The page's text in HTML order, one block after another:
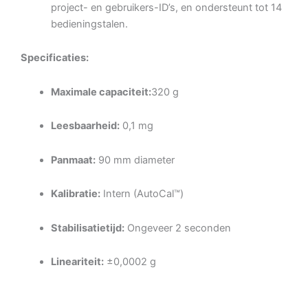
project- en gebruikers-ID’s, en ondersteunt tot 14
bedieningstalen.
Specificaties:
Maximale capaciteit:320 g
Leesbaarheid: 0,1 mg
Panmaat: 90 mm diameter
Kalibratie: Intern (AutoCal™)
Stabilisatietijd: Ongeveer 2 seconden
Lineariteit: ±0,0002 g